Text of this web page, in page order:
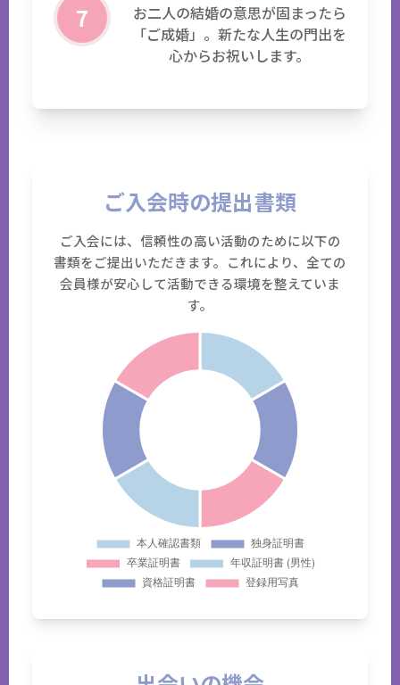
7
お二人の結婚の意思が固まったら
「ご成婚」。新たな人生の門出を
心からお祝いします。
ご入会時の提出書類
ご入会には、信頼性の高い活動のために以下の
書類をご提出いただきます。これにより、全ての
会員様が安心して活動できる環境を整えていま
す。